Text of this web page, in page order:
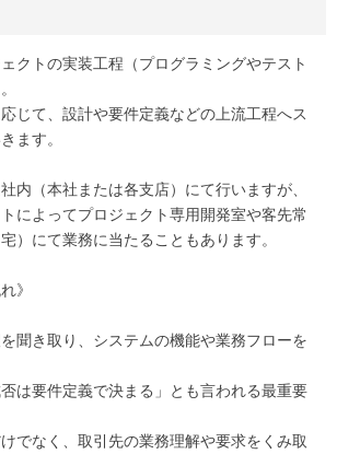
クトの実装工程（プログラミングやテスト
じて、設計や要件定義などの上流工程へス
ます。
内（本社または各支店）にて行いますが、
によってプロジェクト専用開発室や客先常
）にて業務に当たることもあります。
》
聞き取り、システムの機能や業務フローを
否は要件定義で決まる」とも言われる最重要
でなく、取引先の業務理解や要求をくみ取